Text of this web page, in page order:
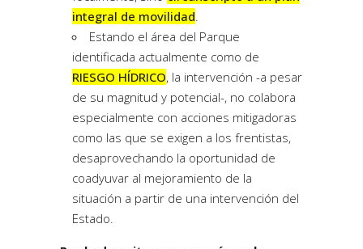
integral de movilidad
Estando el área del Parque
identificada actualmente como de
RIESGO HÍDRICO, la intervención -a pesar
de su magnitud y potencial-, no colabora
especialmente con acciones mitigadoras
como las que se exigen a los frentistas,
desaprovechando la oportunidad de
coadyuvar al mejoramiento de la
situación a partir de una intervención del
Estado.